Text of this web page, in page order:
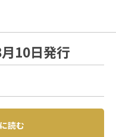
10日発行
読む